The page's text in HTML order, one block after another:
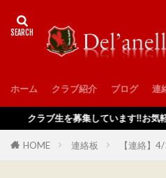
ホーム クラブ紹介 ブログ 連
クラブ生を募集しています‼️お気軽に
HOME 連絡板 【連絡】